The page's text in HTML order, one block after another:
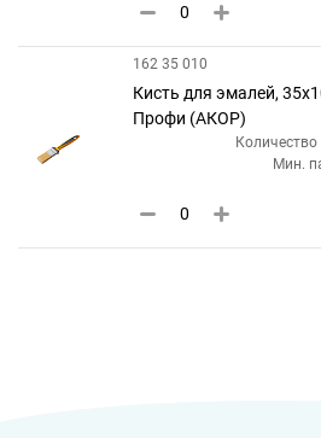
162 35 010
Кисть для эмалей,
Профи (АКОР)
Количество
Мин.